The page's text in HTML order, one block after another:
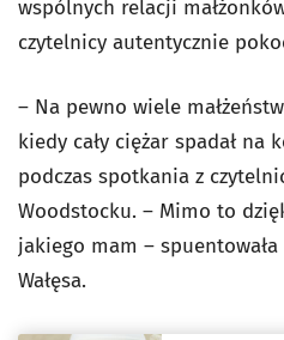
wspólnych relacji
czytelnicy autentycznie
– Na pewno wiele
kiedy cały ciężar spadał na
podczas spotkania z
Woodstocku. – Mimo to
jakiego mam –
Wałęsa.